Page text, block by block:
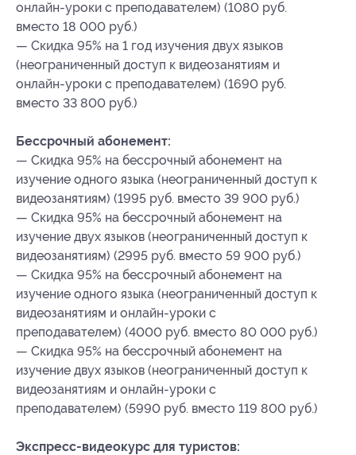
онлайн-уроки с преподавателем) (1080 руб.
вместо 18 000 руб.)
— Скидка 95% на 1 год изучения двух языков
(неограниченный доступ к видеозанятиям и
онлайн-уроки с преподавателем) (1690 руб.
вместо 33 800 руб.)
Бессрочный абонемент:
— Скидка 95% на бессрочный абонемент на
изучение одного языка (неограниченный доступ к
видеозанятиям) (1995 руб. вместо 39 900 руб.)
— Скидка 95% на бессрочный абонемент на
изучение двух языков (неограниченный доступ к
видеозанятиям) (2995 руб. вместо 59 900 руб.)
— Скидка 95% на бессрочный абонемент на
изучение одного языка (неограниченный доступ к
видеозанятиям и онлайн-уроки с
преподавателем) (4000 руб. вместо 80 000 руб.)
— Скидка 95% на бессрочный абонемент на
изучение двух языков (неограниченный доступ к
видеозанятиям и онлайн-уроки с
преподавателем) (5990 руб. вместо 119 800 руб.)
Экспресс-видеокурс для туристов: